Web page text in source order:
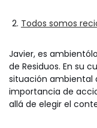
Todos somos
Javier, es
de Residuos. En su
situación ambiental
importancia de
allá de elegir el